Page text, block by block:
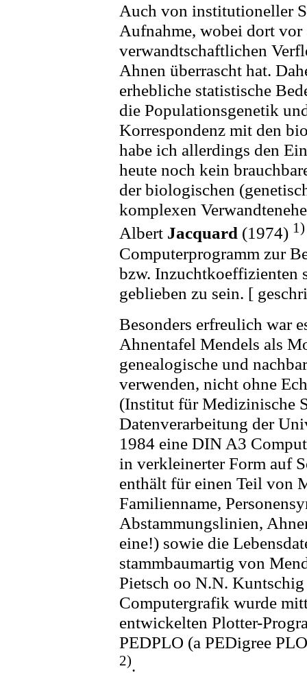
Auch von institutioneller
Aufnahme, wobei dort vor
verwandtschaftlichen
Ahnen überrascht hat.
erhebliche statistische
die Populationsgenetik
Korrespondenz mit den
habe ich allerdings den
heute noch kein
der biologischen
komplexen
Albert Jacquard (1974) 1)
Computerprogramm zur
bzw. Inzuchtkoeffizienten
geblieben zu sein. [
Besonders erfreulich war
Ahnentafel Mendels als
genealogische und
verwenden, nicht ohne
(Institut für Medizinische
Datenverarbeitung der
1984 eine DIN A3
in verkleinerter Form auf
enthält für einen Teil von
Familienname,
Abstammungslinien,
eine!) sowie die
stammbaumartig von
Pietsch oo N.N.
Computergrafik wurde
entwickelten Plotter-
PEDPLO (a PEDigree
2).